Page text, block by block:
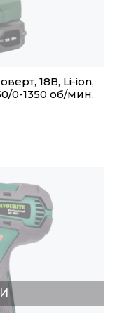
18В, Li-ion,
0-1350 об/мин.